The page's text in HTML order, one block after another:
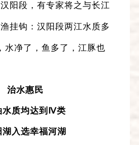
阳段，有专家将之与长江
挂钩：汉阳段两江水质多
水净了，鱼多了，江豚也
治水惠民
水质均达到Ⅳ类
湖入选幸福河湖